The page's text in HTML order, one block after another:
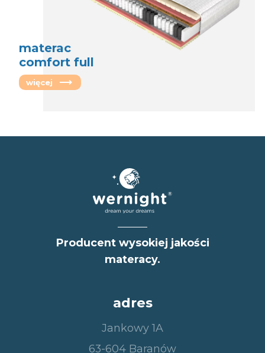
materac
comfort full
więcej
Producent wysokiej jakości
materacy.
adres
Jankowy 1A
63-604 Baranów